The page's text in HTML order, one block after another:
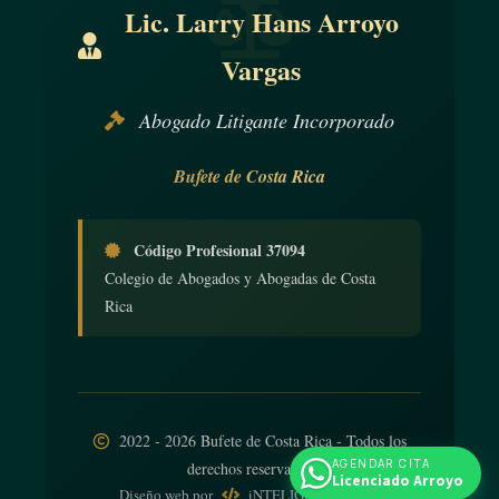
como "bodycam" y "dashcam", así como para llevar a cabo
todas las acciones necesarias para asegurar el adecuado
funcionamiento de estas tecnologías.
Rige a partir de su publicación.
Lic. Larry Hans Arroyo
Vargas
Abogado Litigante Incorporado
Bufete de Costa Rica
Código Profesional 37094
Colegio de Abogados y Abogadas de Costa
Rica
2022 - 2026 Bufete de Costa Rica - Todos los
derechos reservados
Diseño web por iNTELIGENCIA Viva
AGENDAR CITA
Licenciado Arroyo